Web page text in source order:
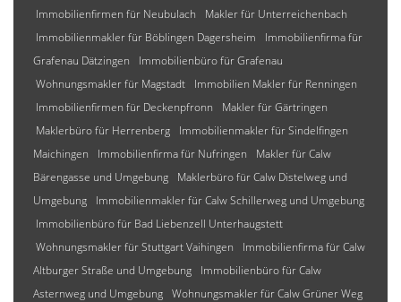
Immobilienfirmen für Neubulach
Makler für Unterreichenbach
Immobilienmakler für Böblingen Dagersheim
Immobilienfirma für
Grafenau Dätzingen
Immobilienbüro für Grafenau
Wohnungsmakler für Magstadt
Immobilien Makler für Renningen
Immobilienfirmen für Deckenpfronn
Makler für Gärtringen
Maklerbüro für Herrenberg
Immobilienmakler für Sindelfingen
Maichingen
Immobilienfirma für Nufringen
Makler für Calw
Bärengasse und Umgebung
Maklerbüro für Calw Distelweg und
Umgebung
Immobilienmakler für Calw Schillerweg und Umgebung
Immobilienbüro für Bad Liebenzell Unterhaugstett
Wohnungsmakler für Stuttgart Vaihingen
Immobilienfirma für Calw
Altburger Straße und Umgebung
Immobilienbüro für Calw
Asternweg und Umgebung Wohnungsmakler für Calw Grüner Weg